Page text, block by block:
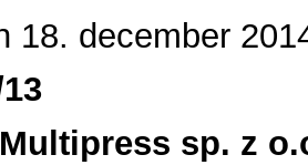
18. december
sp. z